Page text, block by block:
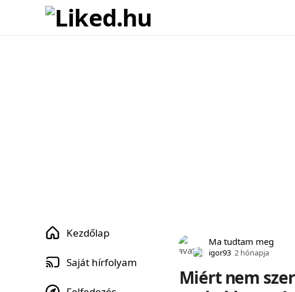
Ma tudtam meg
igor93 2 hónapja
Miért nem
Kezdőlap
Saját hírfolyam